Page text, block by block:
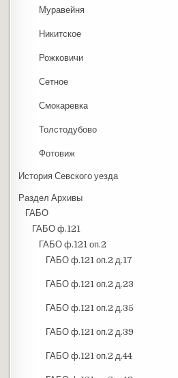
Муравейня
Никитское
Рожковичи
Сетное
Смокаревка
Толстодубово
Фотовиж
История Севского уезда
Раздел Архивы
ГАБО
ГАБО ф.121
ГАБО ф.121 оп.2
ГАБО ф.121 оп.2 д.17
ГАБО ф.121 оп.2 д.23
ГАБО ф.121 оп.2 д.35
ГАБО ф.121 оп.2 д.39
ГАБО ф.121 оп.2 д.44